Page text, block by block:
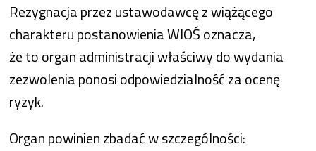
Rezygnacja przez ustawodawcę z wiążącego
charakteru postanowienia WIOŚ oznacza,
że to organ administracji właściwy do wydania
zezwolenia ponosi odpowiedzialność za ocenę
ryzyk.
Organ powinien zbadać w szczególności: